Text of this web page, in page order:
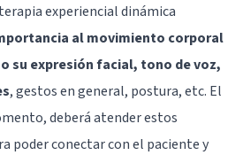
experiencial dinámica
al movimiento corporal
su expresión facial, tono de voz,
, gestos en general, postura, etc. El
deberá atender estos
poder conectar con el paciente y